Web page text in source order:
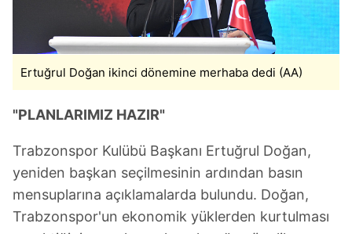
Ertuğrul Doğan ikinci dönemine merhaba dedi (AA)
"PLANLARIMIZ HAZIR"
Trabzonspor Kulübü Başkanı Ertuğrul Doğan,
yeniden başkan seçilmesinin ardından basın
mensuplarına açıklamalarda bulundu. Doğan,
Trabzonspor'un ekonomik yüklerden kurtulması